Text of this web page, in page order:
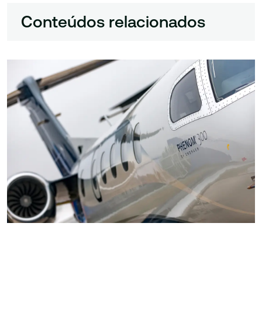
Conteúdos relacionados